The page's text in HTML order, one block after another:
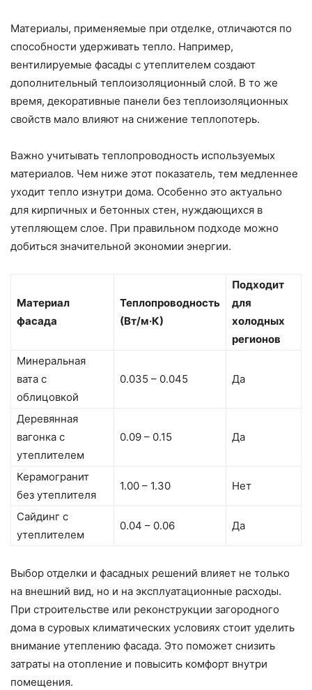
Материалы, применяемые при отделке, отличаются по
способности удерживать тепло. Например,
вентилируемые фасады с утеплителем создают
дополнительный теплоизоляционный слой. В то же
время, декоративные панели без теплоизоляционных
свойств мало влияют на снижение теплопотерь.
Важно учитывать теплопроводность используемых
материалов. Чем ниже этот показатель, тем медленнее
уходит тепло изнутри дома. Особенно это актуально
для кирпичных и бетонных стен, нуждающихся в
утепляющем слое. При правильном подходе можно
добиться значительной экономии энергии.
Материал
фасада
Теплопроводность
(Вт/м·К)
Подходит
для
холодных
регионов
Минеральная
вата с
облицовкой
0.035 – 0.045 Да
Деревянная
вагонка с
утеплителем
0.09 – 0.15 Да
Керамогранит
без утеплителя
1.00 – 1.30 Нет
Сайдинг с
утеплителем
0.04 – 0.06 Да
Выбор отделки и фасадных решений влияет не только
на внешний вид, но и на эксплуатационные расходы.
При строительстве или реконструкции загородного
дома в суровых климатических условиях стоит уделить
внимание утеплению фасада. Это поможет снизить
затраты на отопление и повысить комфорт внутри
помещения.